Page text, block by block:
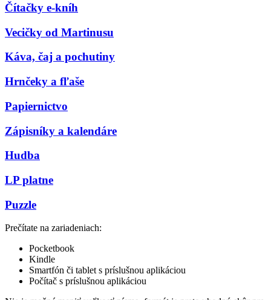
Čítačky e-kníh
Vecičky od Martinusu
Káva, čaj a pochutiny
Hrnčeky a fľaše
Papiernictvo
Zápisníky a kalendáre
Hudba
LP platne
Puzzle
Prečítate na zariadeniach:
Pocketbook
Kindle
Smartfón či tablet s príslušnou aplikáciou
Počítač s príslušnou aplikáciou